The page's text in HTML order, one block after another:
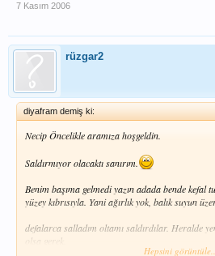
7 Kasım 2006
rüzgar2
diyafram demiş ki:
Necip Öncelikle aramıza hoşgeldin.
Saldırmıyor olacaktı sanırım.
Benim başıma gelmedi yazın adada bende kefal
yüzey kıbrısıyla. Yani ağırlık yok, balık suyun
defalarca salladım oltamı saldırdılar. Heralde
olsa gerek.
bir koku falan
Hepsini görüntüle...